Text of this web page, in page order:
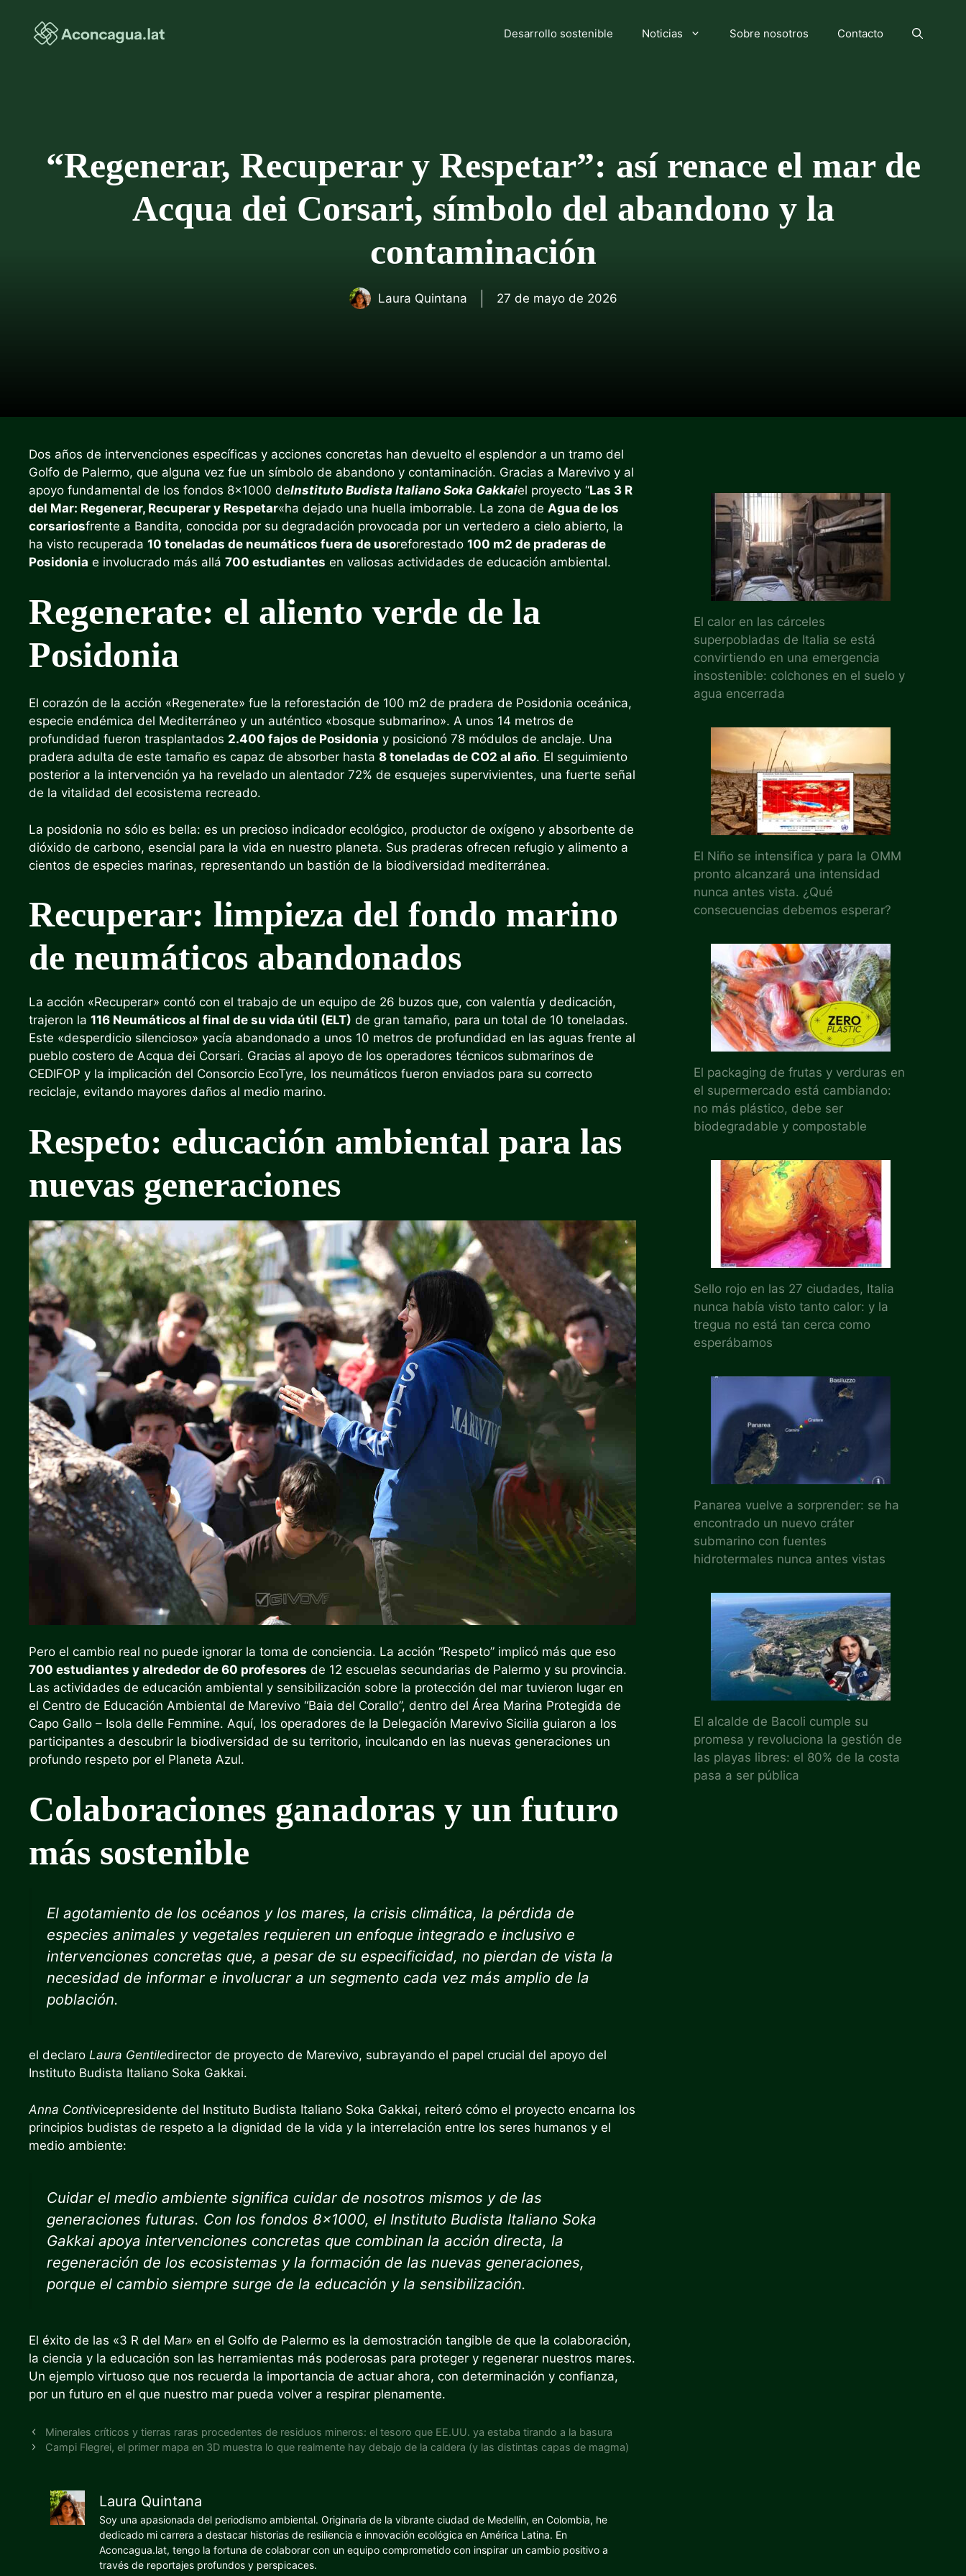
contenido
Desarrollo sostenible Noticias Sobre nosotros Contacto
“Regenerar, Recuperar y Respetar”: así renace el mar de
Acqua dei Corsari, símbolo del abandono y la
contaminación
Laura Quintana 27 de mayo de 2026
Dos años de intervenciones específicas y acciones concretas han devuelto el esplendor a un tramo del
Golfo de Palermo, que alguna vez fue un símbolo de abandono y contaminación. Gracias a Marevivo y al
apoyo fundamental de los fondos 8×1000 deInstituto Budista Italiano Soka Gakkaiel proyecto “Las 3 R
del Mar: Regenerar, Recuperar y Respetar«ha dejado una huella imborrable. La zona de Agua de los
corsariosfrente a Bandita, conocida por su degradación provocada por un vertedero a cielo abierto, la
ha visto recuperada 10 toneladas de neumáticos fuera de usoreforestado 100 m2 de praderas de
Posidonia e involucrado más allá 700 estudiantes en valiosas actividades de educación ambiental.
Regenerate: el aliento verde de la
Posidonia
El corazón de la acción «Regenerate» fue la reforestación de 100 m2 de pradera de Posidonia oceánica,
especie endémica del Mediterráneo y un auténtico «bosque submarino». A unos 14 metros de
profundidad fueron trasplantados 2.400 fajos de Posidonia y posicionó 78 módulos de anclaje. Una
pradera adulta de este tamaño es capaz de absorber hasta 8 toneladas de CO2 al año. El seguimiento
posterior a la intervención ya ha revelado un alentador 72% de esquejes supervivientes, una fuerte señal
de la vitalidad del ecosistema recreado.
La posidonia no sólo es bella: es un precioso indicador ecológico, productor de oxígeno y absorbente de
dióxido de carbono, esencial para la vida en nuestro planeta. Sus praderas ofrecen refugio y alimento a
cientos de especies marinas, representando un bastión de la biodiversidad mediterránea.
Recuperar: limpieza del fondo marino
de neumáticos abandonados
La acción «Recuperar» contó con el trabajo de un equipo de 26 buzos que, con valentía y dedicación,
trajeron la 116 Neumáticos al final de su vida útil (ELT) de gran tamaño, para un total de 10 toneladas.
Este «desperdicio silencioso» yacía abandonado a unos 10 metros de profundidad en las aguas frente al
pueblo costero de Acqua dei Corsari. Gracias al apoyo de los operadores técnicos submarinos de
CEDIFOP y la implicación del Consorcio EcoTyre, los neumáticos fueron enviados para su correcto
reciclaje, evitando mayores daños al medio marino.
Respeto: educación ambiental para las
nuevas generaciones
Pero el cambio real no puede ignorar la toma de conciencia. La acción “Respeto” implicó más que eso
700 estudiantes y alrededor de 60 profesores de 12 escuelas secundarias de Palermo y su provincia.
Las actividades de educación ambiental y sensibilización sobre la protección del mar tuvieron lugar en
el Centro de Educación Ambiental de Marevivo “Baia del Corallo”, dentro del Área Marina Protegida de
Capo Gallo – Isola delle Femmine. Aquí, los operadores de la Delegación Marevivo Sicilia guiaron a los
participantes a descubrir la biodiversidad de su territorio, inculcando en las nuevas generaciones un
profundo respeto por el Planeta Azul.
Colaboraciones ganadoras y un futuro
más sostenible
El agotamiento de los océanos y los mares, la crisis climática, la pérdida de
especies animales y vegetales requieren un enfoque integrado e inclusivo e
intervenciones concretas que, a pesar de su especificidad, no pierdan de vista la
necesidad de informar e involucrar a un segmento cada vez más amplio de la
población.
el declaro Laura Gentiledirector de proyecto de Marevivo, subrayando el papel crucial del apoyo del
Instituto Budista Italiano Soka Gakkai.
Anna Contivicepresidente del Instituto Budista Italiano Soka Gakkai, reiteró cómo el proyecto encarna los
principios budistas de respeto a la dignidad de la vida y la interrelación entre los seres humanos y el
medio ambiente:
Cuidar el medio ambiente significa cuidar de nosotros mismos y de las
generaciones futuras. Con los fondos 8×1000, el Instituto Budista Italiano Soka
Gakkai apoya intervenciones concretas que combinan la acción directa, la
regeneración de los ecosistemas y la formación de las nuevas generaciones,
porque el cambio siempre surge de la educación y la sensibilización.
El éxito de las «3 R del Mar» en el Golfo de Palermo es la demostración tangible de que la colaboración,
la ciencia y la educación son las herramientas más poderosas para proteger y regenerar nuestros mares.
Un ejemplo virtuoso que nos recuerda la importancia de actuar ahora, con determinación y confianza,
por un futuro en el que nuestro mar pueda volver a respirar plenamente.
Minerales críticos y tierras raras procedentes de residuos mineros: el tesoro que EE.UU. ya estaba tirando a la basura
Campi Flegrei, el primer mapa en 3D muestra lo que realmente hay debajo de la caldera (y las distintas capas de magma)
Laura Quintana
Soy una apasionada del periodismo ambiental. Originaria de la vibrante ciudad de Medellín, en Colombia, he
dedicado mi carrera a destacar historias de resiliencia e innovación ecológica en América Latina. En
Aconcagua.lat, tengo la fortuna de colaborar con un equipo comprometido con inspirar un cambio positivo a
través de reportajes profundos y perspicaces.
El calor en las cárceles
superpobladas de Italia se está
convirtiendo en una emergencia
insostenible: colchones en el suelo y
agua encerrada
El Niño se intensifica y para la OMM
pronto alcanzará una intensidad
nunca antes vista. ¿Qué
consecuencias debemos esperar?
El packaging de frutas y verduras en
el supermercado está cambiando:
no más plástico, debe ser
biodegradable y compostable
Sello rojo en las 27 ciudades, Italia
nunca había visto tanto calor: y la
tregua no está tan cerca como
esperábamos
Panarea vuelve a sorprender: se ha
encontrado un nuevo cráter
submarino con fuentes
hidrotermales nunca antes vistas
El alcalde de Bacoli cumple su
promesa y revoluciona la gestión de
las playas libres: el 80% de la costa
pasa a ser pública